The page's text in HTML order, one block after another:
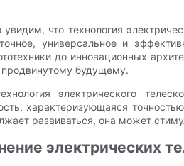
что технология
точное, универсальное и
до инновационных
будущему.
электрического
характеризующаяся
развиваться, она может
электрических